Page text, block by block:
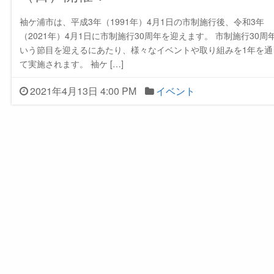
袖ケ浦市は、平成3年（1991年）4月1日の市制施行後、令和3年
（2021年）4月1日に市制施行30周年を迎えます。 市制施行30周
いう節目を迎えるにあたり、様々なイベントや取り組みを1年を
て実施されます。 袖ケ […]
2021年4月13日 4:00 PM イベント